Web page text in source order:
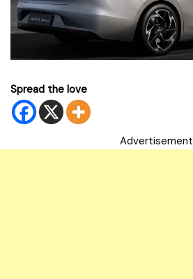
Spread the love
Advertisement